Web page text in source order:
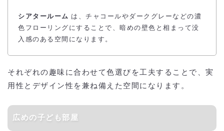
シアタールーム は、チャコールやダークグレーなどの濃
色フローリングにすることで、暗めの壁色と相まって没
入感のある空間になります。
それぞれの趣味に合わせて色選びを工夫することで、実
用性とデザイン性を兼ね備えた空間になります。
広めの子ども部屋